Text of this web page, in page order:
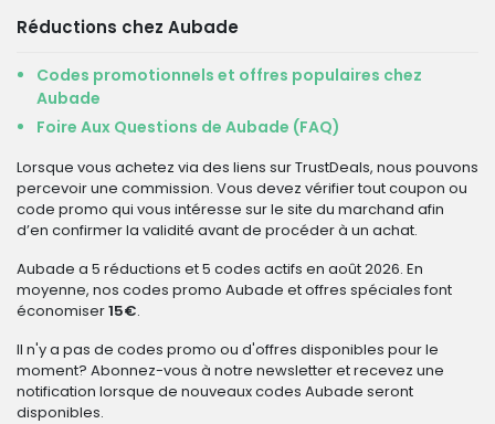
Réductions chez Aubade
Codes promotionnels et offres populaires chez
Aubade
Foire Aux Questions de Aubade (FAQ)
Lorsque vous achetez via des liens sur TrustDeals, nous pouvons
percevoir une commission. Vous devez vérifier tout coupon ou
code promo qui vous intéresse sur le site du marchand afin
d’en confirmer la validité avant de procéder à un achat.
Aubade a 5 réductions et 5 codes actifs en août 2026. En
moyenne, nos codes promo Aubade et offres spéciales font
économiser15€.
Il n'y a pas de codes promo ou d'offres disponibles pour le
moment? Abonnez-vous à notre newsletter et recevez une
notification lorsque de nouveaux codes Aubade seront
disponibles.